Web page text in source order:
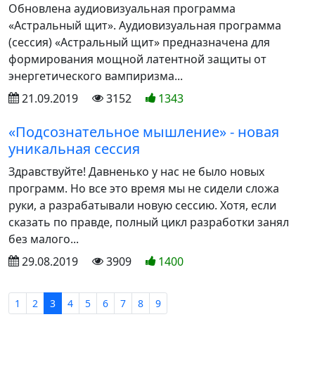
Обновлена аудиовизуальная программа
«Астральный щит». Аудиовизуальная программа
(сессия) «Астральный щит» предназначена для
формирования мощной латентной защиты от
энергетического вампиризма...
21.09.2019
3152 1343
«Подсознательное мышление» - новая
уникальная сессия
Здравствуйте! Давненько у нас не было новых
программ. Но все это время мы не сидели сложа
руки, а разрабатывали новую сессию. Хотя, если
сказать по правде, полный цикл разработки занял
без малого...
29.08.2019
3909 1400
1 2 3 4 5 6 7 8 9